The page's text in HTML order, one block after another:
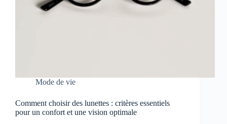
Mode de vie
Comment choisir des lunettes : critères essentiels
pour un confort et une vision optimale